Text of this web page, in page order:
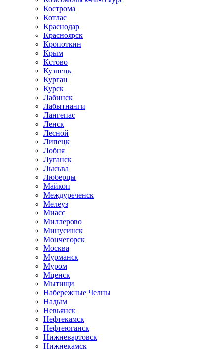
Кострома
Котлас
Краснодар
Красноярск
Кропоткин
Крым
Кстово
Кузнецк
Курган
Курск
Лабинск
Лабытнанги
Лангепас
Ленск
Лесной
Липецк
Лобня
Луганск
Лысьва
Люберцы
Майкоп
Междуреченск
Мелеуз
Миасс
Миллерово
Минусинск
Мончегорск
Москва
Мурманск
Муром
Мценск
Мытищи
Набережные Челны
Надым
Невьянск
Нефтекамск
Нефтеюганск
Нижневартовск
Нижнекамск